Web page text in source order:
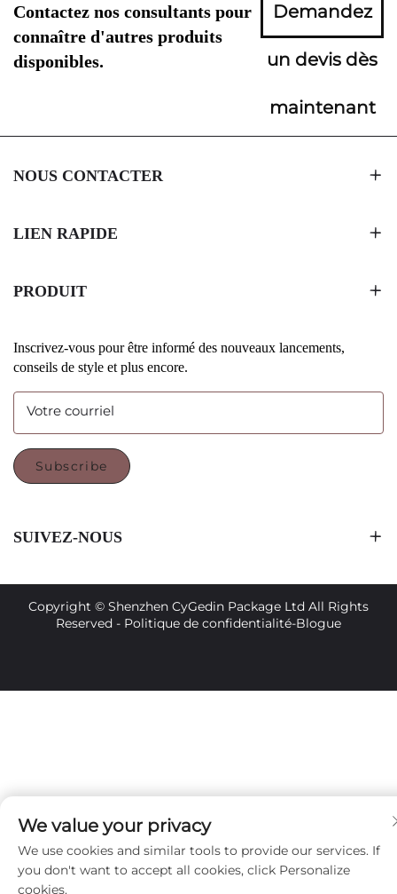
Contactez nos consultants pour
connaître d'autres produits
disponibles.
Demandez
un devis dès
maintenant
NOUS CONTACTER
LIEN RAPIDE
PRODUIT
Inscrivez-vous pour être informé des nouveaux lancements,
conseils de style et plus encore.
Votre courriel
Subscribe
SUIVEZ-NOUS
Copyright © Shenzhen CyGedin Package Ltd All Rights
Reserved - Politique de confidentialité-Blogue
We value your privacy
We use cookies and similar tools to provide our services. If
you don't want to accept all cookies, click Personalize
cookies.